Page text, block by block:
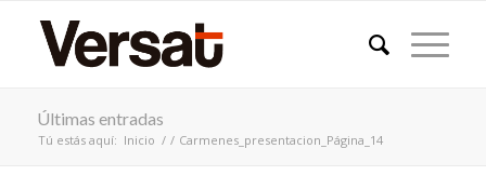
Últimas entradas
Tú estás aquí: Inicio / / Carmenes_presentacion_Página_14